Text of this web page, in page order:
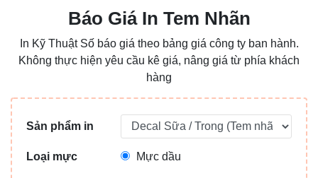
Báo Giá In Tem Nhãn
In Kỹ Thuật Số báo giá theo bảng giá công ty ban hành.
Không thực hiện yêu cầu kê giá, nâng giá từ phía khách
hàng
Sản phẩm in
Loại mực Mực dầu